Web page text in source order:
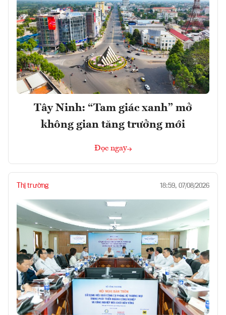
Tây Ninh: “Tam giác xanh” mở
không gian tăng trưởng mới
Đọc ngay
Thị trường 18:59, 07/08/2026